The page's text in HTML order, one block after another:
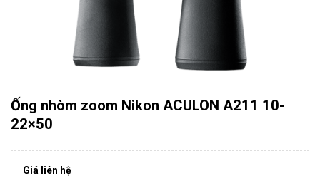
Ống nhòm zoom Nikon ACULON A211 10-
22×50
Giá liên hệ